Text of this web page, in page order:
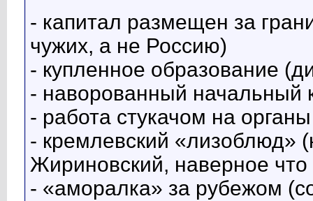
- капитал размещен за
чужих, а не Россию)
- купленное образование
- наворованный начальный
- работа стукачом на
- кремлевский «лизоблюд»
Жириновский, наверное
- «аморалка» за рубежом